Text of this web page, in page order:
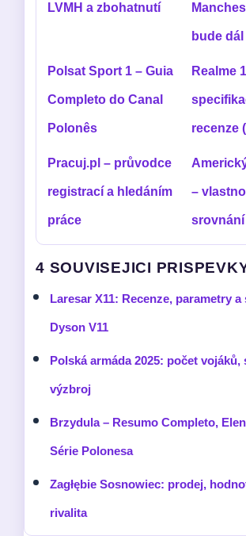
LVMH a zbohatnutí
bude dál
Polsat Sport 1 – Guia
Completo do Canal
Polonês
Realme
recenze
Pracuj.pl – průvodce
registrací a hledáním
práce
–
srovnání
4 SOUVISEJICI
Laresar X11: Recenze, parametry
Dyson V11
Polská armáda 2025: počet vojáků,
výzbroj
Brzydula – Resumo Completo,
Série Polonesa
Zagłębie Sosnowiec: prodej,
rivalita